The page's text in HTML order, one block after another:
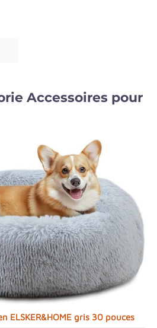
Accessoires pour
ELSKER&HOME gris 30 pouces